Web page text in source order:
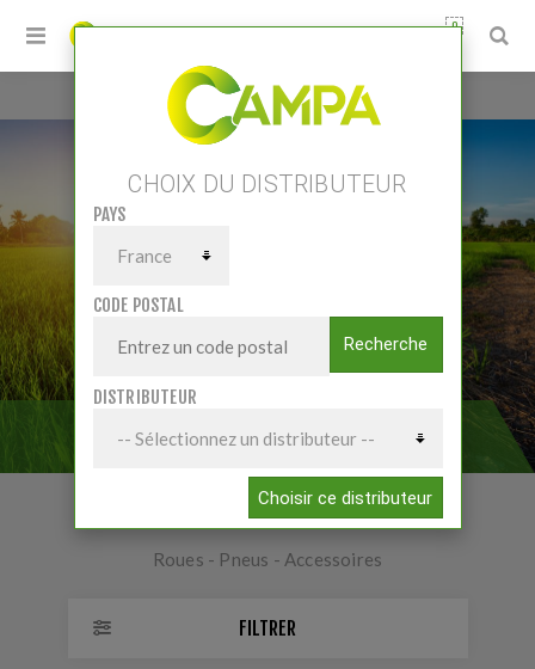
0
Accueil Pièces et accessoires
Pièces Acc Tracteurs
ROUES - PNEUS - ACCESSOIRES
Roues - Pneus - Accessoires
FILTRER
CHOIX DU DISTRIBUTEUR
PAYS
CODE POSTAL
Recherche
DISTRIBUTEUR
Choisir ce distributeur